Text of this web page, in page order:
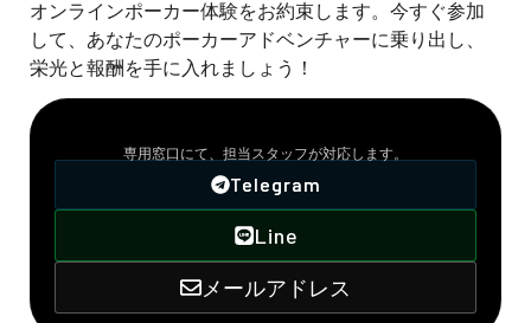
オンラインポーカー体験をお約束します。今すぐ参加
して、あなたのポーカーアドベンチャーに乗り出し、
栄光と報酬を手に入れましょう！
専用窓口にて、担当スタッフが対応します。
Telegram
Line
メールアドレス